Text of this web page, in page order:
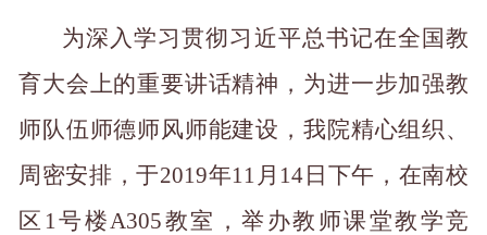
为深入学习贯彻习近平总书记在全国教
育大会上的重要讲话精神，为进一步加强教
师队伍师德师风师能建设，我院精心组织、
周密安排，于2019年11月14日下午，在南校
区1号楼A305教室，举办教师课堂教学竞